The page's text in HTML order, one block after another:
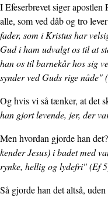
I Efeserbrevet siger
alle, som ved dåb og tro
fader, som i Kristus har
Gud i ham udvalgt os til at
han os til barnekår hos sig
synder ved Guds rige nåde"
Og hvis vi så tænker, at det
han gjort levende, jer, der
Men hvordan gjorde han
kender Jesus) i badet med
rynke, hellig og lydefri" (Ef
Så gjorde han det altså,